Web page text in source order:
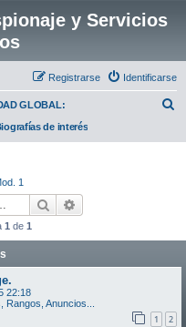
y Servicios
Identificarse
Registrarse
GLOBAL:
de interés
1
Buscar
1 de 1
22:18
Anuncios...
1 2